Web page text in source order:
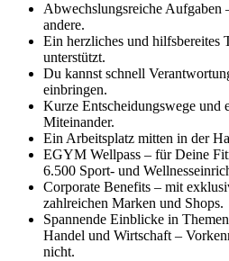
Abwechslungsreiche Aufgaben
andere.
Ein herzliches und hilfsbereites
unterstützt.
Du kannst schnell
einbringen.
Kurze Entscheidungswege und
Miteinander.
Ein Arbeitsplatz mitten in der
EGYM Wellpass – für Deine
6.500 Sport- und
Corporate Benefits – mit
zahlreichen Marken und Shops.
Spannende Einblicke in
Handel und Wirtschaft –
nicht.